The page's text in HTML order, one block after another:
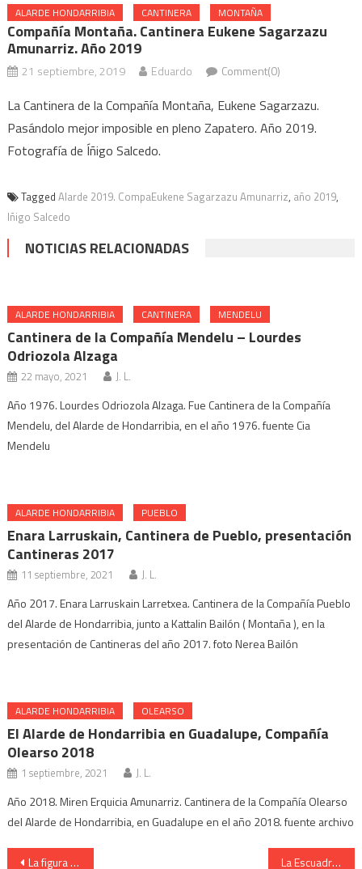
ALARDE HONDARRIBIA CANTINERA MONTAÑA
Compañía Montaña. Cantinera Eukene Sagarzazu
Amunarriz. Año 2019
21 septiembre, 2019 Eduardo Comment(0)
La Cantinera de la Compañía Montaña, Eukene Sagarzazu.
Pasándolo mejor imposible en pleno Zapatero. Año 2019.
Fotografía de Íñigo Salcedo.
Tagged Alarde 2019. CompaEukene Sagarzazu Amunarriz, año 2019,
Iñigo Salcedo
NOTICIAS RELACIONADAS
ALARDE HONDARRIBIA CANTINERA MENDELU
Cantinera de la Compañía Mendelu – Lourdes
Odriozola Alzaga
22 mayo, 2021 J. L.
Año 1976. Lourdes Odriozola Alzaga. Fue Cantinera de la Compañía
Mendelu, del Alarde de Hondarribia, en el año 1976. fuente Cia
Mendelu
ALARDE HONDARRIBIA PUEBLO
Enara Larruskain, Cantinera de Pueblo, presentación
Cantineras 2017
11 septiembre, 2021 J. L.
Año 2017. Enara Larruskain Larretxea. Cantinera de la Compañía Pueblo
del Alarde de Hondarribia, junto a Kattalin Bailón ( Montaña ), en la
presentación de Cantineras del año 2017. foto Nerea Bailón
ALARDE HONDARRIBIA OLEARSO
El Alarde de Hondarribia en Guadalupe, Compañía
Olearso 2018
1 septiembre, 2021 J. L.
Año 2018. Miren Erquicia Amunarriz. Cantinera de la Compañía Olearso
del Alarde de Hondarribia, en Guadalupe en el año 2018. fuente archivo
La figura del Ayudante de Estado Mayor del General del Alarde de Irun La Escuadra de Hatxeros inicia el Alarde. Año 2019